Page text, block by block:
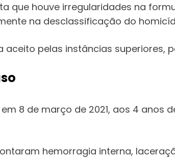
que houve irregularidades na
na desclassificação do
aceito pelas instâncias
em 8 de março de 2021, aos 4
hemorragia interna,